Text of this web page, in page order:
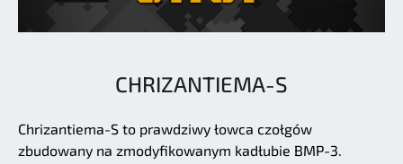
CHRIZANTIEMA-S
Chrizantiema-S to prawdziwy łowca czołgów
zbudowany na zmodyfikowanym kadłubie BMP-3.